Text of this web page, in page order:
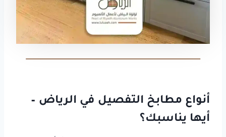
أنواع مطابخ التفصيل في الرياض –
أيها يناسبك؟